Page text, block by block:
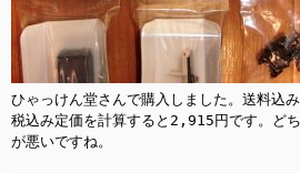
ひゃっけん堂さんで購入しました。送料込
税込み定価を計算すると2,915円です。ど
が悪いですね。